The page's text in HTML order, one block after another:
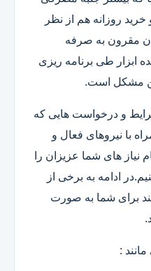
روزانه هم از نظر
مقرون به صرفه
ابزار طی برنامه ریزی
مشکل است.
و درخواست هایی که
با نیروهای فعال و
نیاز های شما عزیزان را
ادامه به برخی از
برای شما به صورت
: